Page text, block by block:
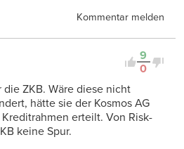
Kommentar melden
9
0
ZKB. Wäre diese nicht
hätte sie der Kosmos AG
erteilt. Von Risk-
keine Spur.